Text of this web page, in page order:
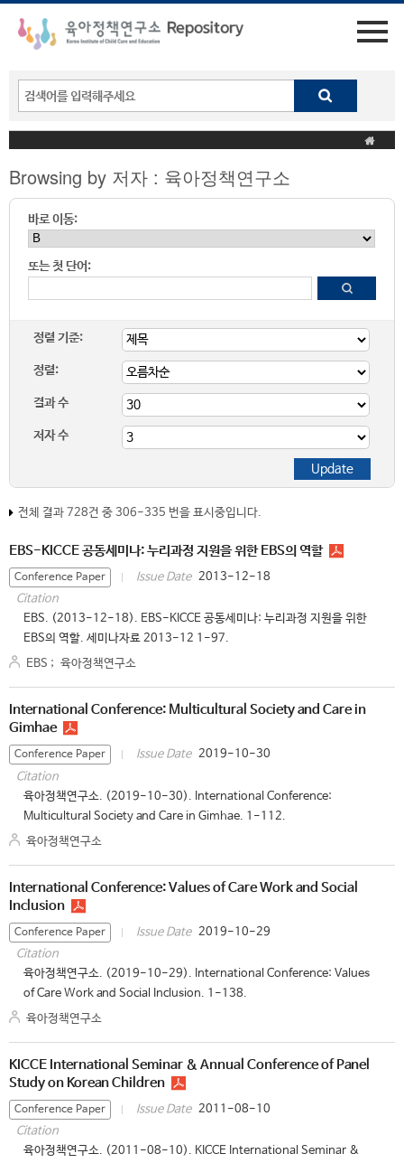
Browsing by 저자 : 육아정책연구소
바로 이동:
또는 첫 단어:
정렬 기준:
정렬:
결과 수
저자 수
전체 결과 728건 중 306-335 번을 표시중입니다.
EBS-KICCE 공동세미나: 누리과정 지원을 위한 EBS의 역할
Conference Paper Issue Date 2013-12-18
Citation
EBS. (2013-12-18). EBS-KICCE 공동세미나: 누리과정 지원을 위한
EBS의 역할. 세미나자료 2013-12 1-97.
EBS ; 육아정책연구소
International Conference: Multicultural Society and Care in
Gimhae
Conference Paper Issue Date 2019-10-30
Citation
육아정책연구소. (2019-10-30). International Conference:
Multicultural Society and Care in Gimhae. 1-112.
육아정책연구소
International Conference: Values of Care Work and Social
Inclusion
Conference Paper Issue Date 2019-10-29
Citation
육아정책연구소. (2019-10-29). International Conference: Values
of Care Work and Social Inclusion. 1-138.
육아정책연구소
KICCE International Seminar & Annual Conference of Panel
Study on Korean Children
Conference Paper Issue Date 2011-08-10
Citation
육아정책연구소. (2011-08-10). KICCE International Seminar &